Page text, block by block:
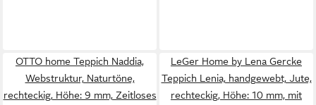
OTTO home Teppich Naddia,
Webstruktur, Naturtöne,
rechteckig, Höhe: 9 mm, Zeitloses
LeGer Home by Lena Gercke
Teppich Lenia, handgewebt, Jute,
rechteckig, Höhe: 10 mm, mit